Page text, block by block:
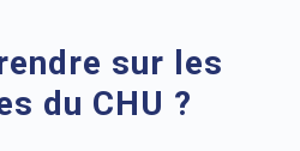
sur les
du CHU ?